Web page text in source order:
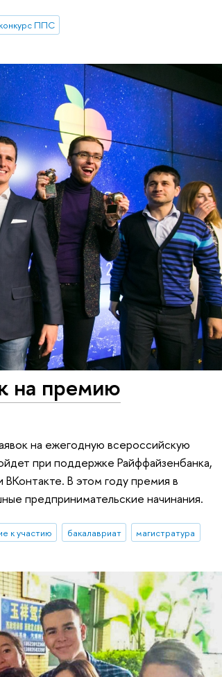
конкурс ППС
на премию
на ежегодную всероссийскую
при поддержке Райффайзенбанка,
В этом году премия в
предпринимательские начинания.
к участию бакалавриат магистратура